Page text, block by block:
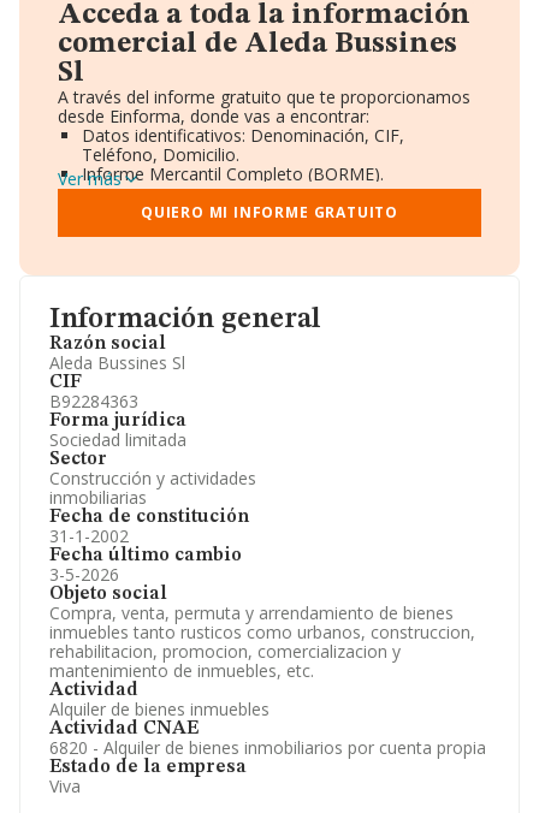
Información general
Razón social
Aleda Bussines Sl
CIF
B92284363
Forma jurídica
Sociedad limitada
Sector
Construcción y actividades
inmobiliarias
Fecha de constitución
31-1-2002
Fecha último cambio
3-5-2026
Objeto social
Compra, venta, permuta y arrendamiento de bienes
inmuebles tanto rusticos como urbanos, construccion,
rehabilitacion, promocion, comercializacion y
mantenimiento de inmuebles, etc.
Actividad
Alquiler de bienes inmuebles
Actividad CNAE
6820 - Alquiler de bienes inmobiliarios por cuenta propia
Estado de la empresa
Viva
Acceda a toda la información
comercial de Aleda Bussines
Sl
A través del informe gratuito que te proporcionamos
desde Einforma, donde vas a encontrar:
Datos identificativos: Denominación, CIF,
Teléfono, Domicilio.
Informe Mercantil Completo (BORME).
Gráficos de Evolución Ventas y Empleados.
Consejo de Administración y Administradores.
Directivos y Ejecutivos.
Información oficial y registral complementaria.
Ver más
QUIERO MI INFORME GRATUITO